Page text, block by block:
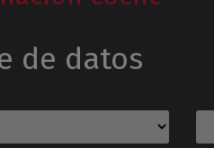
de datos